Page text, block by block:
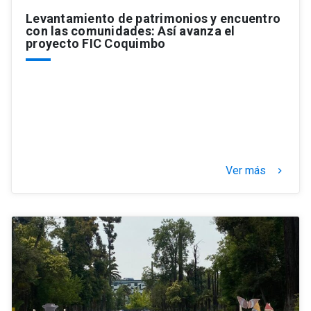
Levantamiento de patrimonios y encuentro
con las comunidades: Así avanza el
proyecto FIC Coquimbo
Ver más keyboard_arrow_right